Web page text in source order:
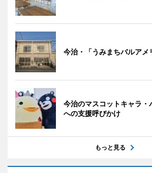
今治・「うみまちバルア
今治のマスコットキャラ・
への支援呼びかけ
もっと見る